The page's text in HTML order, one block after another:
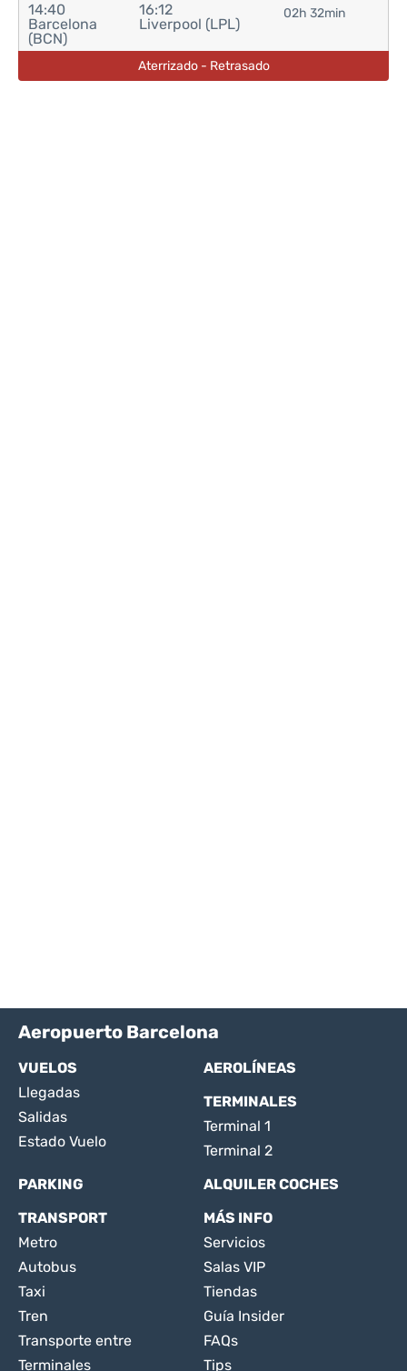
14:40
Barcelona
(BCN)
16:12
Liverpool (LPL)
02h 32min
Aterrizado - Retrasado
Aeropuerto Barcelona
VUELOS
Llegadas
Salidas
Estado Vuelo
AEROLÍNEAS
TERMINALES
Terminal 1
Terminal 2
PARKING
ALQUILER COCHES
TRANSPORT
Metro
Autobus
Taxi
Tren
Transporte entre
Terminales
MÁS INFO
Servicios
Salas VIP
Tiendas
Guía Insider
FAQs
Tips